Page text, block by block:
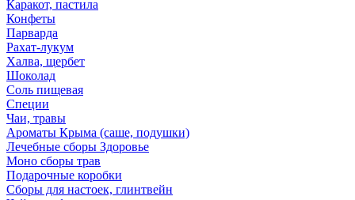
Каракот, пастила
Конфеты
Парварда
Рахат-лукум
Халва, щербет
Шоколад
Соль пищевая
Специи
Чаи, травы
Ароматы Крыма (саше, подушки)
Лечебные сборы Здоровье
Моно сборы трав
Подарочные коробки
Сборы для настоек, глинтвейн